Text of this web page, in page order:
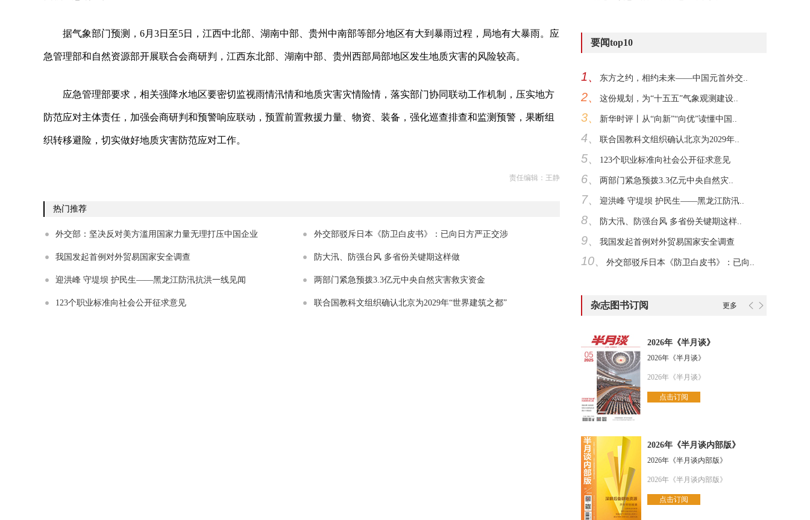
据气象部门预测，6月3日至5日，江西中北部、湖南中部、贵州中南部等部分地区有大到暴雨过程，局地有大暴雨。应
急管理部和自然资源部开展联合会商研判，江西东北部、湖南中部、贵州西部局部地区发生地质灾害的风险较高。
应急管理部要求，相关强降水地区要密切监视雨情汛情和地质灾害灾情险情，落实部门协同联动工作机制，压实地方
防范应对主体责任，加强会商研判和预警响应联动，预置前置救援力量、物资、装备，强化巡查排查和监测预警，果断组
织转移避险，切实做好地质灾害防范应对工作。
责任编辑：王静
热门推荐
外交部：坚决反对美方滥用国家力量无理打压中国企业 外交部驳斥日本《防卫白皮书》：已向日方严正交涉
我国发起首例对外贸易国家安全调查 防大汛、防强台风 多省份关键期这样做
迎洪峰 守堤坝 护民生——黑龙江防汛抗洪一线见闻 两部门紧急预拨3.3亿元中央自然灾害救灾资金
123个职业标准向社会公开征求意见 联合国教科文组织确认北京为2029年“世界建筑之都”
要闻top10
1、 东方之约，相约未来——中国元首外交..
2、 这份规划，为“十五五”气象观测建设..
3、 新华时评丨从“向新”“向优”读懂中国..
4、 联合国教科文组织确认北京为2029年..
5、 123个职业标准向社会公开征求意见
6、 两部门紧急预拨3.3亿元中央自然灾..
7、 迎洪峰 守堤坝 护民生——黑龙江防汛..
8、 防大汛、防强台风 多省份关键期这样..
9、 我国发起首例对外贸易国家安全调查
10、 外交部驳斥日本《防卫白皮书》：已向..
杂志图书订阅 更多
2026年《半月谈》
2026年《半月谈》
2026年《半月谈》
点击订阅
2026年《半月谈内部版》
2026年《半月谈内部版》
2026年《半月谈内部版》
点击订阅